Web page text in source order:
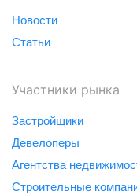
Новости
Статьи
Участники рынка
Застройщики
Девелоперы
Агентства
Строительные